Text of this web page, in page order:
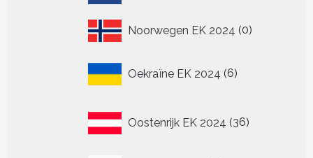
Noorwegen EK 2024 00
Oekraïne EK 2024 6
producten
Oostenrijk EK 2024 36
producten